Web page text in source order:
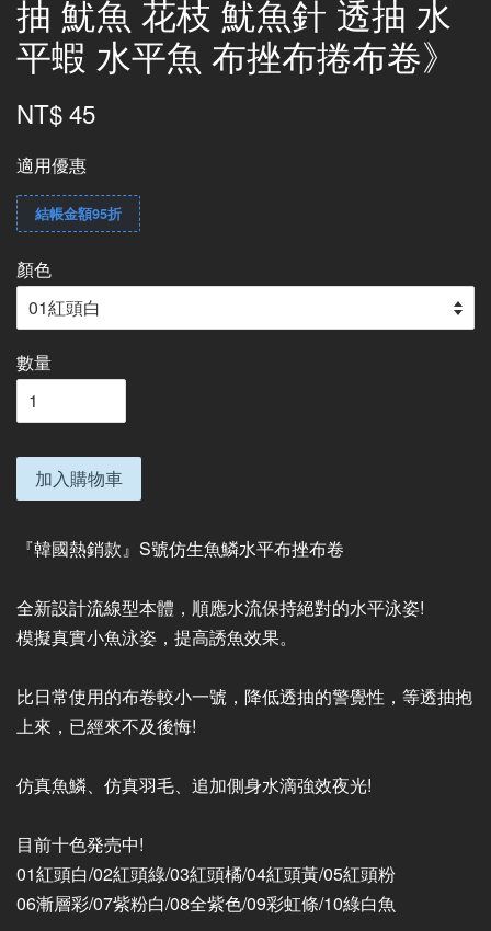
抽 魷魚 花枝 魷魚針 透抽 水
平蝦 水平魚 布挫布捲布卷》
NT$ 45
適用優惠
結帳金額95折
顏色
數量
加入購物車
『韓國熱銷款』S號仿生魚鱗水平布挫布卷
全新設計流線型本體，順應水流保持絕對的水平泳姿!
模擬真實小魚泳姿，提高誘魚效果。
比日常使用的布卷較小一號，降低透抽的警覺性，等透抽抱
上來，已經來不及後悔!
仿真魚鱗、仿真羽毛、追加側身水滴強效夜光!
目前十色発売中!
01紅頭白/02紅頭綠/03紅頭橘/04紅頭黃/05紅頭粉
06漸層彩/07紫粉白/08全紫色/09彩虹條/10綠白魚